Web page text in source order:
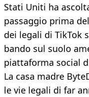
Stati Uniti ha
passaggio prima
dei legali di TikTok
bando sul suolo
piattaforma social
La casa madre
le vie legali di far